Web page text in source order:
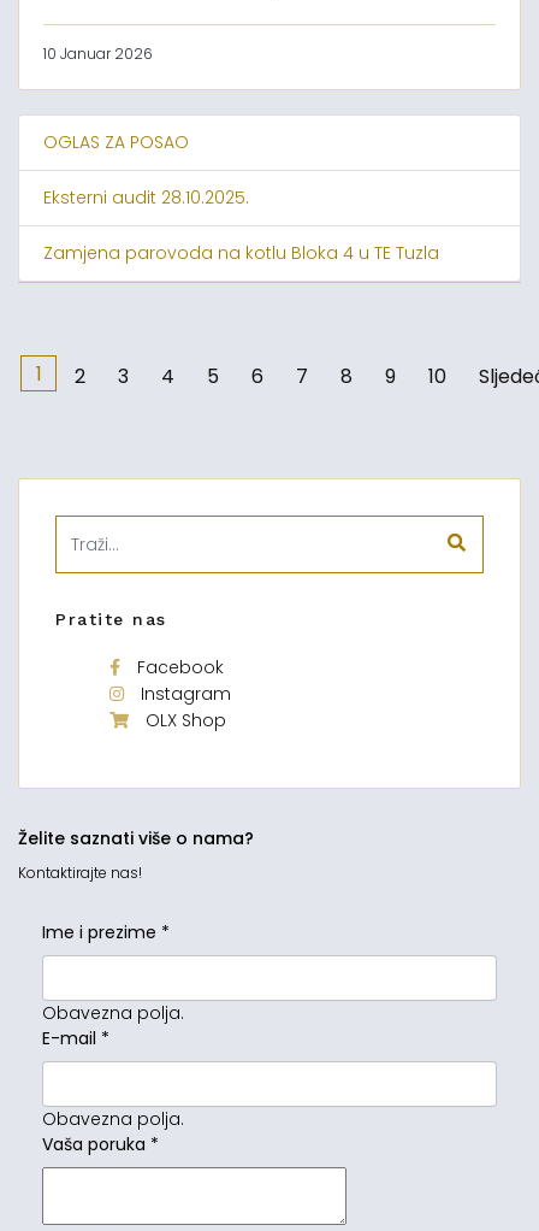
10 Januar 2026
OGLAS ZA POSAO
Eksterni audit 28.10.2025.
Zamjena parovoda na kotlu Bloka 4 u TE Tuzla
1 2 3 4 5 6 7 8 9 10
Pratite nas
Facebook
Instagram
OLX Shop
Želite saznati više o nama?
Kontaktirajte nas!
Ime i prezime *
Obavezna polja.
E-mail *
Obavezna polja.
Vaša poruka *